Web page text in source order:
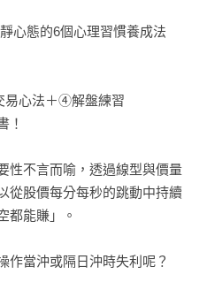
心態的6個心理習慣養成法
心法＋④解盤練習
！
不言而喻，透過線型與價量
從股價每分每秒的跳動中持續
都能賺」。
當沖或隔日沖時失利呢？